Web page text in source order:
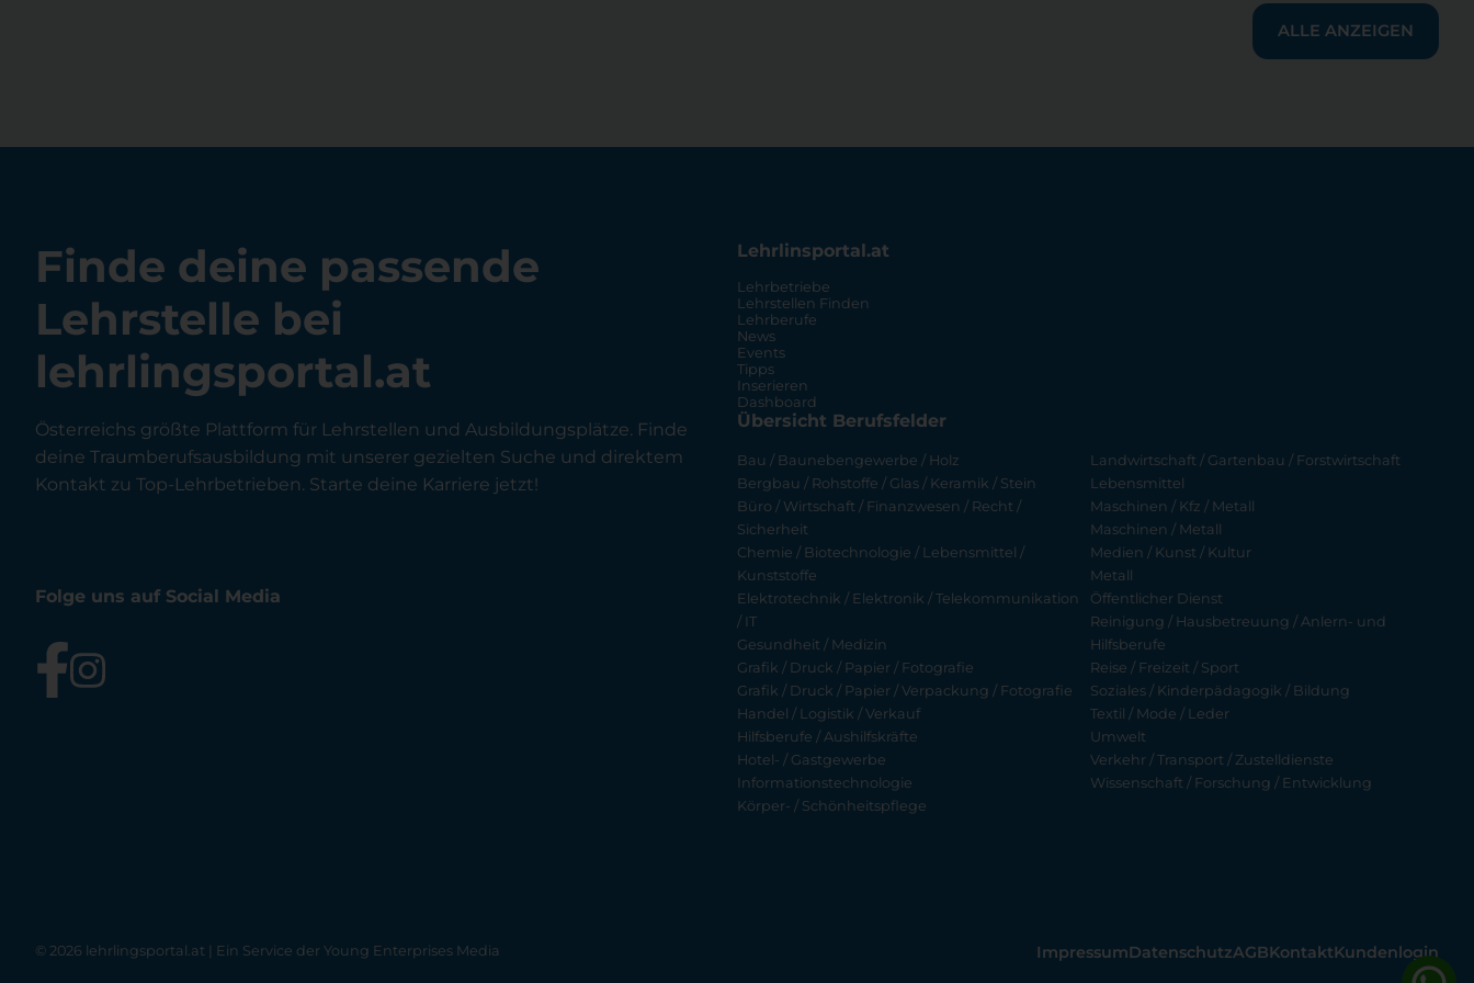
ALLE ANZEIGEN
Finde deine passende
Lehrstelle bei
lehrlingsportal.at
Österreichs größte Plattform für Lehrstellen und Ausbildungsplätze. Finde
deine Traumberufsausbildung mit unserer gezielten Suche und direktem
Kontakt zu Top-Lehrbetrieben. Starte deine Karriere jetzt!
Folge uns auf Social Media
Lehrlinsportal.at
Lehrbetriebe
Lehrstellen Finden
Lehrberufe
News
Events
Tipps
Inserieren
Dashboard
Übersicht Berufsfelder
Bau / Baunebengewerbe / Holz
Bergbau / Rohstoffe / Glas / Keramik / Stein
Büro / Wirtschaft / Finanzwesen / Recht /
Sicherheit
Chemie / Biotechnologie / Lebensmittel /
Kunststoffe
Elektrotechnik / Elektronik / Telekommunikation
/ IT
Gesundheit / Medizin
Grafik / Druck / Papier / Fotografie
Grafik / Druck / Papier / Verpackung / Fotografie
Handel / Logistik / Verkauf
Hilfsberufe / Aushilfskräfte
Hotel- / Gastgewerbe
Informationstechnologie
Körper- / Schönheitspflege
Landwirtschaft / Gartenbau / Forstwirtschaft
Lebensmittel
Maschinen / Kfz / Metall
Maschinen / Metall
Medien / Kunst / Kultur
Metall
Öffentlicher Dienst
Reinigung / Hausbetreuung / Anlern- und
Hilfsberufe
Reise / Freizeit / Sport
Soziales / Kinderpädagogik / Bildung
Textil / Mode / Leder
Umwelt
Verkehr / Transport / Zustelldienste
Wissenschaft / Forschung / Entwicklung
© 2026 lehrlingsportal.at | Ein Service der Young Enterprises Media ImpressumDatenschutzAGBKontaktKundenlogin